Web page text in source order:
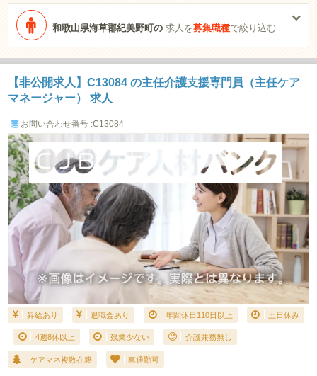
和歌山県海草郡紀美野町の求人を募集職種で絞り込む
【非公開求人】C13084 の主任介護支援専門員（主任ケア
マネージャー） 求人
お問い合わせ番号 :C13084
昇給あり 退職金あり 年間休日110日以上 土日休み
4週8休以上 残業少ない 介護兼務無し
ケアマネ複数在籍 車通勤可